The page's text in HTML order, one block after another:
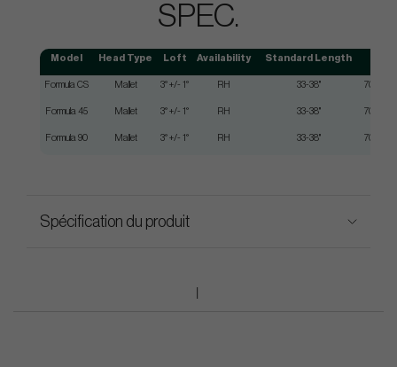
SPEC.
Model Head Type Loft Availability Standard Length
Formula CS Mallet 3° +/- 1° RH 33-38" 70° +/-
Formula 45 Mallet 3° +/- 1° RH 33-38" 70° +/-
Formula 90 Mallet 3° +/- 1° RH 33-38" 70° +/-
Spécification du produit